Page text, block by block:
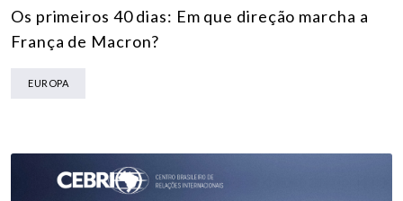
Os primeiros 40 dias: Em que direção marcha a
França de Macron?
EUROPA